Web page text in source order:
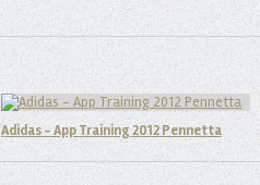
Adidas - App Training 2012 Pennetta